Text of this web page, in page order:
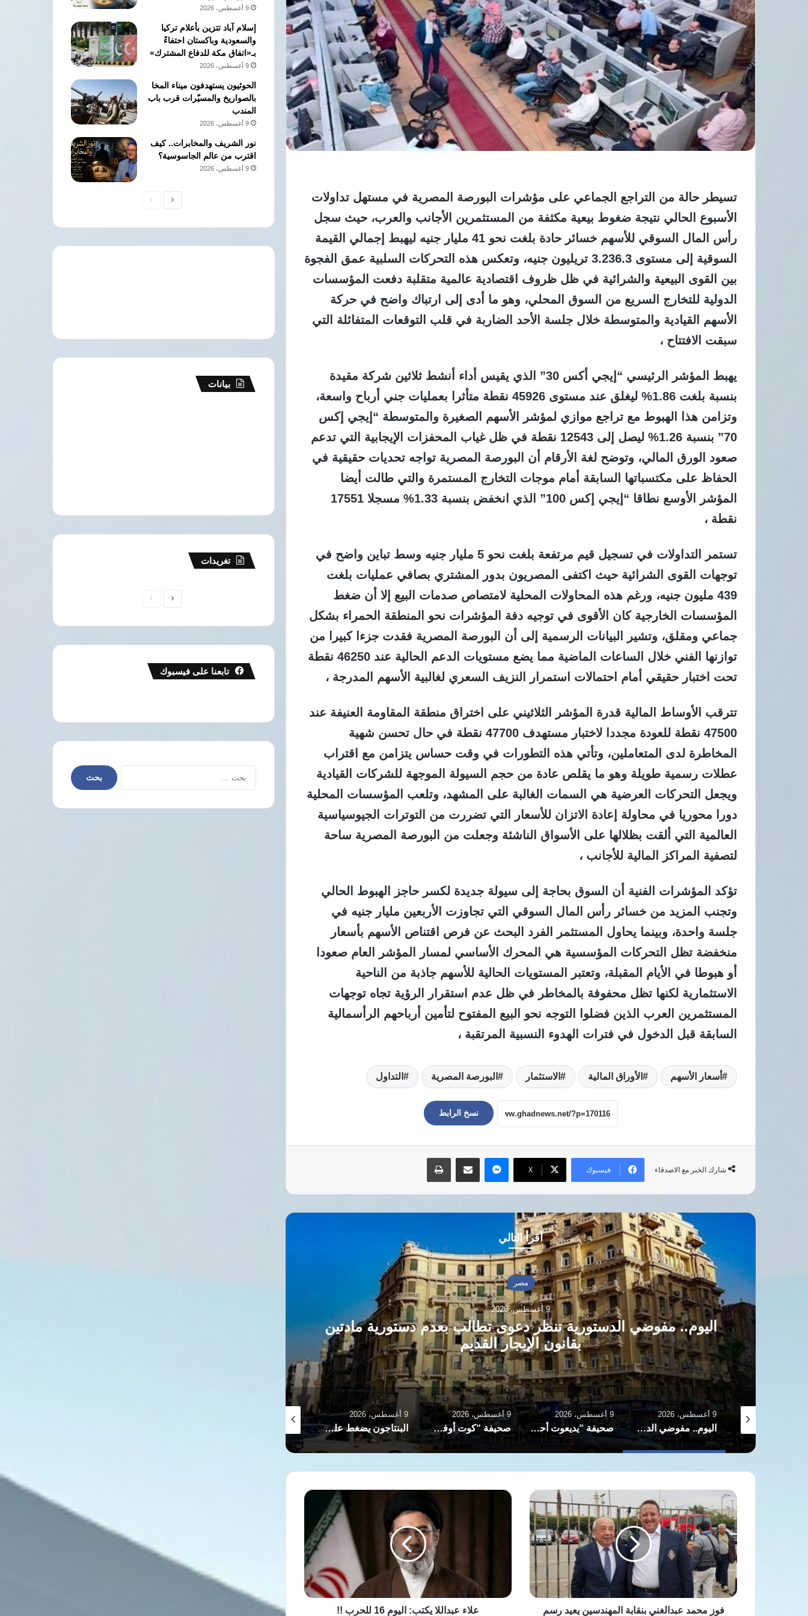
تسيطر حالة من التراجع الجماعي على مؤشرات البورصة المصرية في مستهل تداولات
الأسبوع الحالي نتيجة ضغوط بيعية مكثفة من المستثمرين الأجانب والعرب، حيث سجل
رأس المال السوقي للأسهم خسائر حادة بلغت نحو 41 مليار جنيه ليهبط إجمالي القيمة
السوقية إلى مستوى 3.236.3 تريليون جنيه، وتعكس هذه التحركات السلبية عمق الفجوة
بين القوى البيعية والشرائية في ظل ظروف اقتصادية عالمية متقلبة دفعت المؤسسات
الدولية للتخارج السريع من السوق المحلي، وهو ما أدى إلى ارتباك واضح في حركة
الأسهم القيادية والمتوسطة خلال جلسة الأحد الضاربة في قلب التوقعات المتفائلة التي
سبقت الافتتاح ،
يهبط المؤشر الرئيسي “إيجي أكس 30” الذي يقيس أداء أنشط ثلاثين شركة مقيدة
بنسبة بلغت 1.86% ليغلق عند مستوى 45926 نقطة متأثرا بعمليات جني أرباح واسعة،
وتزامن هذا الهبوط مع تراجع موازي لمؤشر الأسهم الصغيرة والمتوسطة “إيجي إكس
70” بنسبة 1.26% ليصل إلى 12543 نقطة في ظل غياب المحفزات الإيجابية التي تدعم
صعود الورق المالي، وتوضح لغة الأرقام أن البورصة المصرية تواجه تحديات حقيقية في
الحفاظ على مكتسباتها السابقة أمام موجات التخارج المستمرة والتي طالت أيضا
المؤشر الأوسع نطاقا “إيجي إكس 100” الذي انخفض بنسبة 1.33% مسجلا 17551
نقطة ،
تستمر التداولات في تسجيل قيم مرتفعة بلغت نحو 5 مليار جنيه وسط تباين واضح في
توجهات القوى الشرائية حيث اكتفى المصريون بدور المشتري بصافي عمليات بلغت
439 مليون جنيه، ورغم هذه المحاولات المحلية لامتصاص صدمات البيع إلا أن ضغط
المؤسسات الخارجية كان الأقوى في توجيه دفة المؤشرات نحو المنطقة الحمراء بشكل
جماعي ومقلق، وتشير البيانات الرسمية إلى أن البورصة المصرية فقدت جزءا كبيرا من
توازنها الفني خلال الساعات الماضية مما يضع مستويات الدعم الحالية عند 46250 نقطة
تحت اختبار حقيقي أمام احتمالات استمرار النزيف السعري لغالبية الأسهم المدرجة ،
تترقب الأوساط المالية قدرة المؤشر الثلاثيني على اختراق منطقة المقاومة العنيفة عند
47500 نقطة للعودة مجددا لاختبار مستهدف 47700 نقطة في حال تحسن شهية
المخاطرة لدى المتعاملين، وتأتي هذه التطورات في وقت حساس يتزامن مع اقتراب
عطلات رسمية طويلة وهو ما يقلص عادة من حجم السيولة الموجهة للشركات القيادية
ويجعل التحركات العرضية هي السمات الغالبة على المشهد، وتلعب المؤسسات المحلية
دورا محوريا في محاولة إعادة الاتزان للأسعار التي تضررت من التوترات الجيوسياسية
العالمية التي ألقت بظلالها على الأسواق الناشئة وجعلت من البورصة المصرية ساحة
لتصفية المراكز المالية للأجانب ،
تؤكد المؤشرات الفنية أن السوق بحاجة إلى سيولة جديدة لكسر حاجز الهبوط الحالي
وتجنب المزيد من خسائر رأس المال السوقي التي تجاوزت الأربعين مليار جنيه في
جلسة واحدة، وبينما يحاول المستثمر الفرد البحث عن فرص اقتناص الأسهم بأسعار
منخفضة تظل التحركات المؤسسية هي المحرك الأساسي لمسار المؤشر العام صعودا
أو هبوطا في الأيام المقبلة، وتعتبر المستويات الحالية للأسهم جاذبة من الناحية
الاستثمارية لكنها تظل محفوفة بالمخاطر في ظل عدم استقرار الرؤية تجاه توجهات
المستثمرين العرب الذين فضلوا التوجه نحو البيع المفتوح لتأمين أرباحهم الرأسمالية
السابقة قبل الدخول في فترات الهدوء النسبية المرتقبة ،
أسعار الأسهم الأوراق المالية الاستثمار البورصة المصرية التداول
نسخ الرابط
شارك الخبر مع الاصدقاء فيسبوك ‫X
ماسنجر مشاركة عبر البريد طباعة
أقرأ التالي
مصر
9 أغسطس، 2026
اليوم.. مفوضي الدستورية تنظر دعوى تطالب بعدم دستورية مادتين
بقانون الإيجار القديم
9 أغسطس، 2026
اليوم.. مفوضي الدستورية تنظر دعوى تطالب بعدم دستورية مادتين بقانون الإيجار القديم
9 أغسطس، 2026
صحيفة “يديعوت أحرونوت” الإسرائيلية: نتنياهو يهمش كاتس ويستحوذ على سلطة القرار الأمني
9 أغسطس، 2026
صحيفة “كوت أوفسايد” البريطانية تكشف كواليس صراع نيوكاسل وتوتنهام لضم الجوهرة عمر مرموش
9 أغسطس، 2026
البنتاجون يضغط على شركات الدفاع لرفع وتيرة تسليم الأسلحة والذخائر
9 أغسطس، 2026
فوز
محمد
عبدالغني
بنقابة
المهندسين
يعيد
رسم
خريطة
النفوذ
النقابيفوز محمد عبدالغني بنقابة المهندسين يعيد رسم
علاء
علاء عبداللا يكتب: اليوم 16 للحرب !!
9 أغسطس، 2026
إسلام آباد تتزين بأعلام تركيا
والسعودية وباكستان احتفاءً
بـ«اتفاق مكة للدفاع المشترك»
9 أغسطس، 2026
الحوثيون يستهدفون ميناء المخا
بالصواريخ والمسيّرات قرب باب
المندب
9 أغسطس، 2026
نور الشريف والمخابرات.. كيف
اقترب من عالم الجاسوسية؟
9 أغسطس، 2026
الصفحةالصفحة
بيانات
تغريدات
الصفحةالصفحة
تابعنا على فيسبوك
البحث
عن: